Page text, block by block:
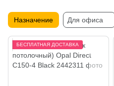
Назначение Для офиса
БЕСПЛАТНАЯ ДОСТАВКА